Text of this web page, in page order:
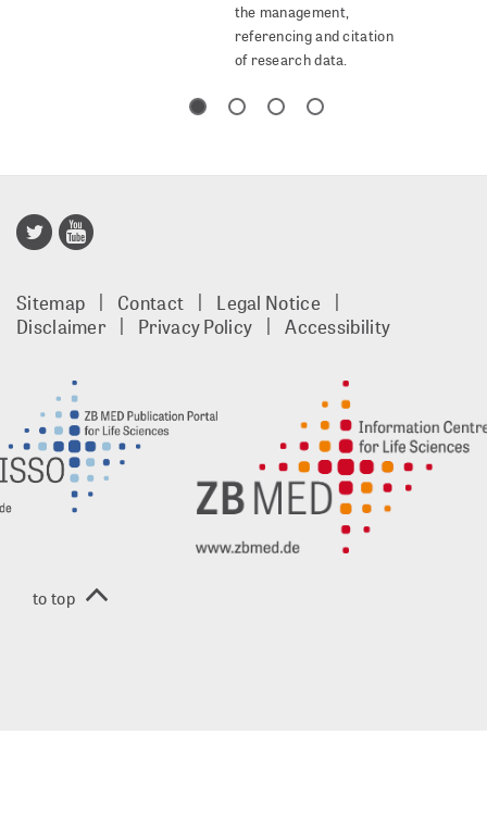
the management,
referencing and citation
of research data.
Gold
footer
EN
Sitemap Contact
Legal Notice
Disclaimer
Privacy Policy Accessibility
to top